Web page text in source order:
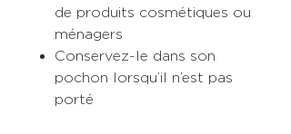
de produits cosmétiques ou
ménagers
Conservez-le dans son
pochon lorsqu’il n’est pas
porté